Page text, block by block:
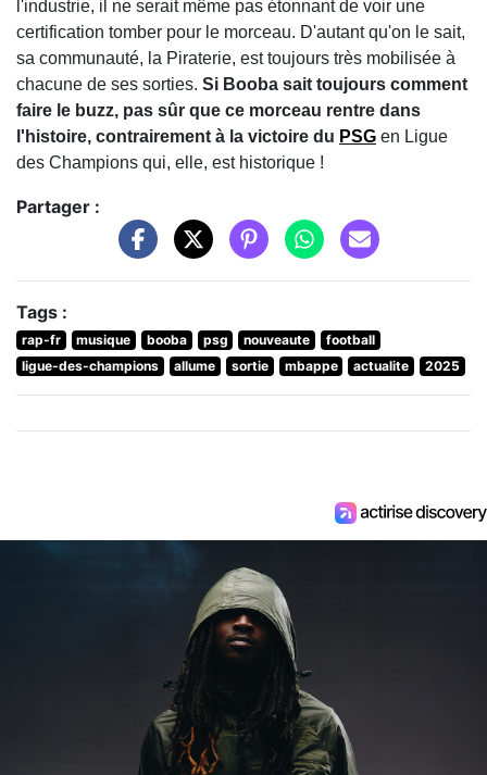
l'industrie, il ne serait même pas étonnant de voir une
certification tomber pour le morceau. D'autant qu'on le sait,
sa communauté, la Piraterie, est toujours très mobilisée à
chacune de ses sorties. Si Booba sait toujours comment
faire le buzz, pas sûr que ce morceau rentre dans
l'histoire, contrairement à la victoire du PSG en Ligue
des Champions qui, elle, est historique !
Partager :
Tags :
rap-fr musique booba psg nouveaute
football
ligue-des-champions
allume sortie mbappe actualite 2025